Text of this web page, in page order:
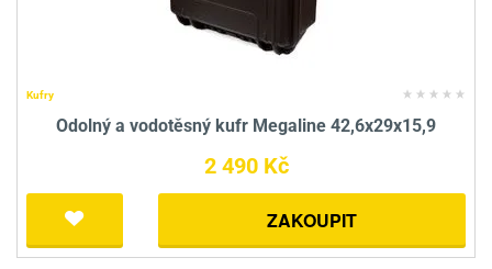
Kufry
Odolný a vodotěsný kufr Megaline 42,6x29x15,9
2 490 Kč
ZAKOUPIT